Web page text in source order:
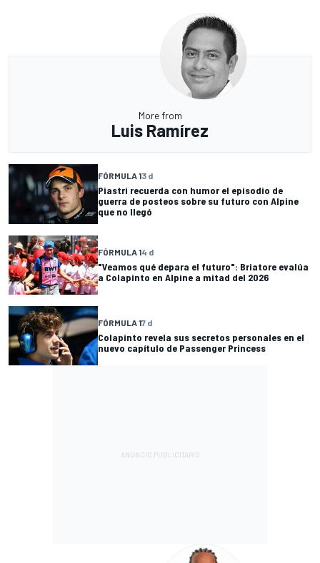
More from
Luis Ramírez
FÓRMULA 13 d
Piastri recuerda con humor el episodio de
guerra de posteos sobre su futuro con Alpine
que no llegó
FÓRMULA 14 d
"Veamos qué depara el futuro": Briatore evalúa
a Colapinto en Alpine a mitad del 2026
FÓRMULA 17 d
Colapinto revela sus secretos personales en el
nuevo capítulo de Passenger Princess